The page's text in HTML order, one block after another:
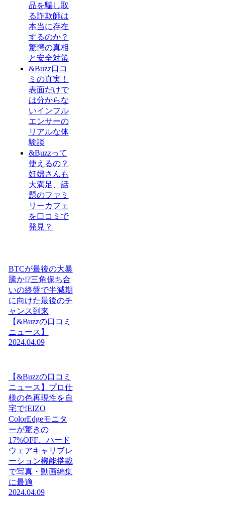
品を騙し取
る詐欺師は
本当に存在
するのか？
驚愕の真相
と安全対策
&Buzz口コ
ミの真実！
表面だけで
は分からな
いインフル
エンサーの
リアルな体
験談
&Buzzって
使えるの？
妊婦さんも
大満足、話
題のファミ
リーカフェ
を口コミで
発見？
BTCが最後の大暴
騰か!?三角保ち合
いの終盤で半減期
に向けた最後のチ
ャンス到来
【&Buzzの口コミ
ニュース】
2024.04.09
【&Buzzの口コミ
ニュース】プロ仕
様の色再現性を自
宅で!EIZO
ColorEdgeモニタ
ーが驚きの
17%OFF、ハード
ウェアキャリブレ
ーション機能搭載
で写真・動画編集
に最適
2024.04.09